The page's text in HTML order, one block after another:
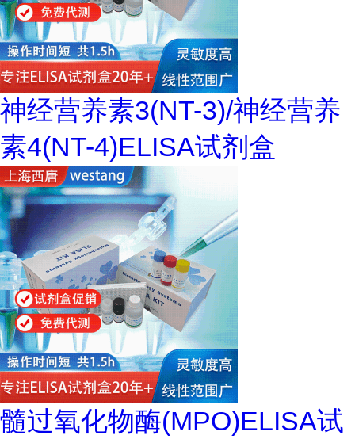
神经营养素3(NT-3)/神经营养
素4(NT-4)ELISA试剂盒
髓过氧化物酶(MPO)ELISA试